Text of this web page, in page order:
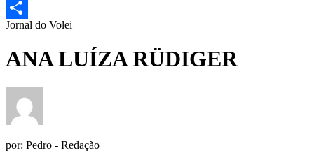
Email
Share
Jornal do Volei
ANA LUÍZA RÜDIGER
por: Pedro - Redação